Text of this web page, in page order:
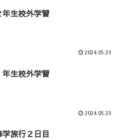
年生校外学習
2024.05.23
年生校外学習
2024.05.23
学旅行２日目